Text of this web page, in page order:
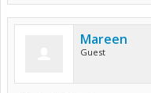
Mareen
Guest